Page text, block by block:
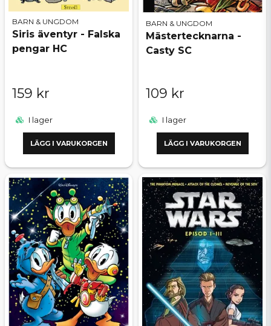
BARN & UNGDOM
Siris äventyr - Falska
pengar HC
159 kr
I lager
LÄGG I VARUKORGEN
BARN & UNGDOM
Mästertecknarna -
Casty SC
109 kr
I lager
LÄGG I VARUKORGEN